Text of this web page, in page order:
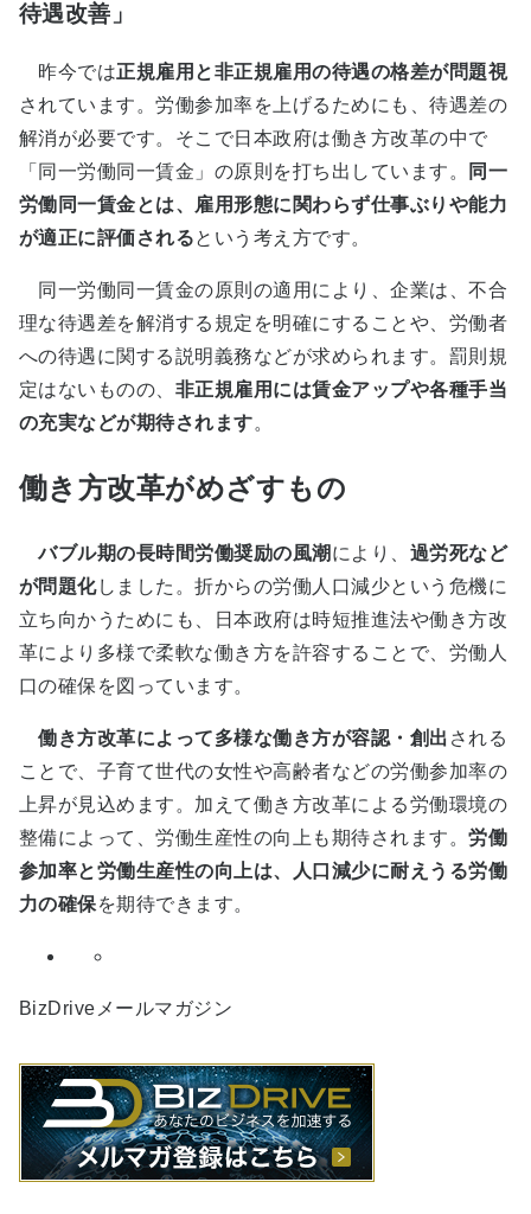
待遇改善」
昨今では正規雇用と非正規雇用の待遇の格差が問題視
されています。労働参加率を上げるためにも、待遇差の
解消が必要です。そこで日本政府は働き方改革の中で
「同一労働同一賃金」の原則を打ち出しています。
同一
労働同一賃金とは、雇用形態に関わらず仕事ぶりや能力
が適正に評価されるという考え方です。
同一労働同一賃金の原則の適用により、企業は、不合
理な待遇差を解消する規定を明確にすることや、労働者
への待遇に関する説明義務などが求められます。罰則規
定はないものの、 非正規雇用には賃金アップや各種手当
の充実などが期待されます。
働き方改革がめざすもの
バブル期の長時間労働奨励の風潮 により、 過労死など
が問題化しました。折からの労働人口減少という危機に
立ち向かうためにも、日本政府は時短推進法や働き方改
革により多様で柔軟な働き方を許容することで、労働人
口の確保を図っています。
働き方改革によって多様な働き方が容認・創出 される
ことで、子育て世代の女性や高齢者などの労働参加率の
上昇が見込めます。加えて働き方改革による労働環境の
整備によって、労働生産性の向上も期待されます。労働
参加率と労働生産性の向上は、人口減少に耐えうる労働
力の確保を期待できます。
BizDriveメールマガジン